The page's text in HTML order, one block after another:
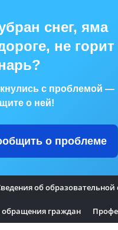
снег, яма
не горит
с проблемой —
о ней!
о проблеме
об
граждан